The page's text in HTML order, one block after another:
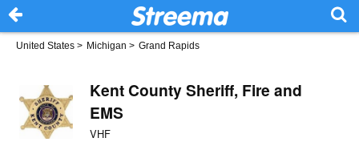
United States > Michigan > Grand Rapids
Kent County Sheriff, Fire and
EMS
VHF